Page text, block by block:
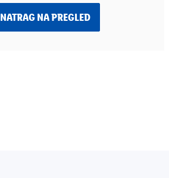
NATRAG NA PREGLED